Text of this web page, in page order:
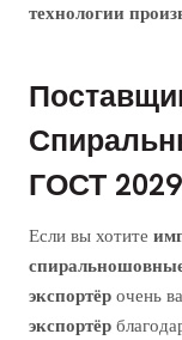
технологии
ГОСТ
Если вы хотите
экспортёр очень
экспортёр